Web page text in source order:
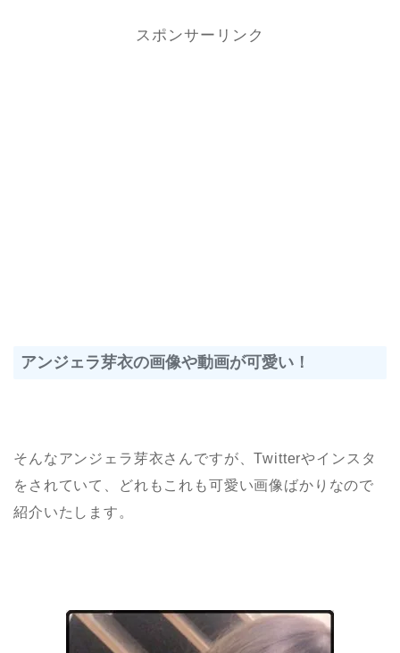
スポンサーリンク
アンジェラ芽衣の画像や動画が可愛い！
そんなアンジェラ芽衣さんですが、Twitterやインスタ
をされていて、どれもこれも可愛い画像ばかりなので
紹介いたします。